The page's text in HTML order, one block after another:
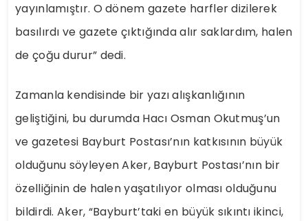
yayınlamıştır. O dönem gazete harfler dizilerek
basılırdı ve gazete çıktığında alır saklardım, halen
de çoğu durur” dedi.
Zamanla kendisinde bir yazı alışkanlığının
geliştiğini, bu durumda Hacı Osman Okutmuş’un
ve gazetesi Bayburt Postası’nın katkısının büyük
olduğunu söyleyen Aker, Bayburt Postası’nın bir
özelliğinin de halen yaşatılıyor olması olduğunu
bildirdi. Aker, “Bayburt’taki en büyük sıkıntı ikinci,